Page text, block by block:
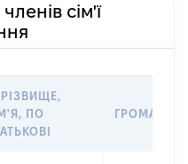
сім'ї
ПО